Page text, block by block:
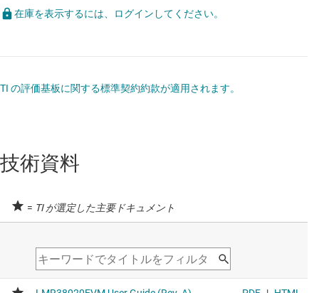
在庫を表示するには、ログインしてください。
TI の評価基板に関する標準契約約款が適用されます。
技術資料
= TI が選定した主要ドキュメント